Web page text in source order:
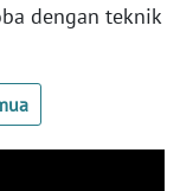
dengan teknik